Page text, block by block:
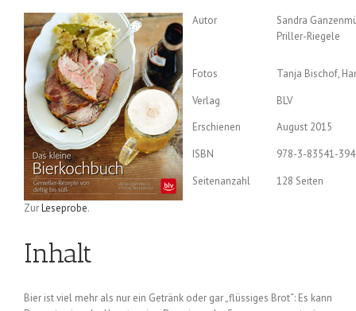
Autor
Sandra
Priller-Riegele
Fotos
Tanja Bischof,
Verlag
BLV
Erschienen
August 2015
ISBN
978-3-83541-
Seitenanzahl
128 Seiten
ZurLeseprobe.
Inhalt
Bier ist viel mehr als nur ein Getränk oder gar „flüssiges Brot“: Es kann